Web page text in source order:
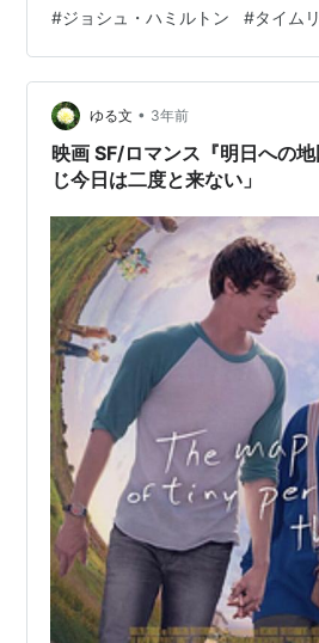
の若者。そこから抜け出したいマ
たいマーガレット。見逃してしま
奇跡を共に探していけば、同じ日
見つけ、そして、そのタイムルー…
#ジョシュ・ハミルトン #タイム
ゆる文 • 3年前
映画 SF/ロマンス『明日への
じ今日は二度と来ない」